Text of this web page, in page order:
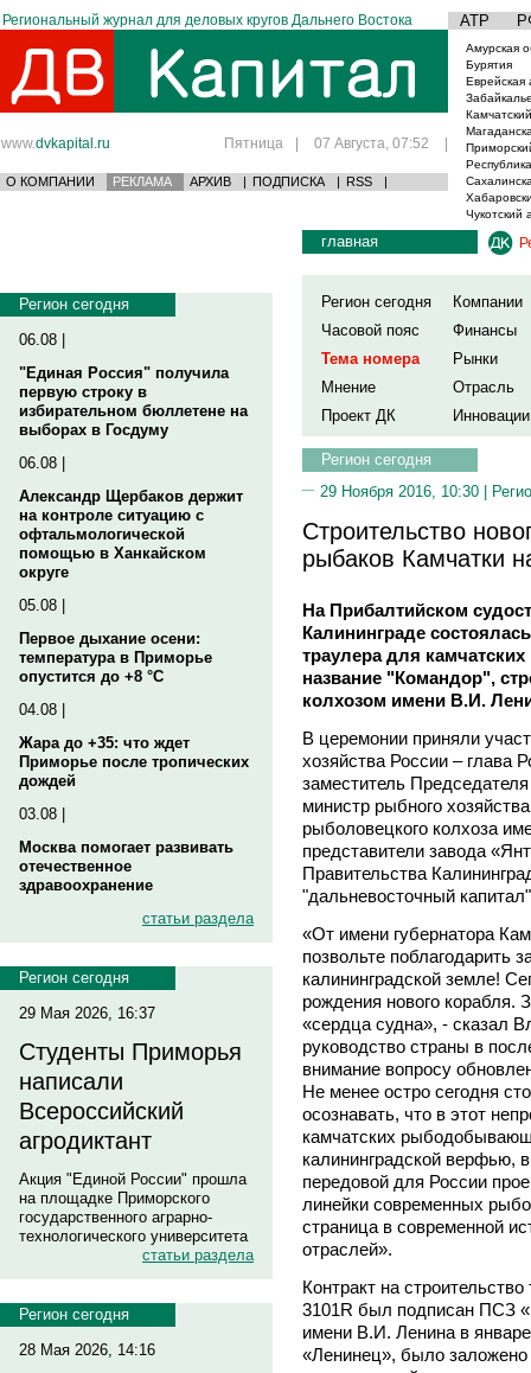
Региональный журнал для деловых кругов Дальнего Востока АТР
www.dvkapital.ru Пятница | 07 Августа, 07:52 |
О КОМПАНИИ РЕКЛАМА АРХИВ | ПОДПИСКА | RSS |
Амурская
Бурятия
Еврейская
Чукотский
Регион сегодня
06.08 |
"Единая Россия" получила
первую строку в
избирательном бюллетене на
выборах в Госдуму
06.08 |
Александр Щербаков держит
на контроле ситуацию с
офтальмологической
помощью в Ханкайском
округе
05.08 |
Первое дыхание осени:
температура в Приморье
опустится до +8 °C
04.08 |
Жара до +35: что ждет
Приморье после тропических
дождей
03.08 |
Москва помогает развивать
отечественное
здравоохранение
статьи раздела
Регион сегодня
29 Мая 2026, 16:37
Студенты Приморья
написали
Всероссийский
агродиктант
Акция "Единой России" прошла
на площадке Приморского
государственного аграрно-
технологического университета
статьи раздела
Регион сегодня
28 Мая 2026, 14:16
главная
Регион сегодня
Компании
Часовой пояс
Финансы
Тема номера
Рынки
Мнение
Отрасль
Проект ДК
Инновации
Регион сегодня
29 Ноября 2016, 10:30 |
Строительство
рыбаков Камчатки
На Прибалтийском
Калининграде
траулера для
название "Командор",
колхозом имени В.И.
В церемонии приняли
хозяйства России – глава
заместитель
министр рыбного
рыболовецкого колхоза
представители завода
Правительства
"дальневосточный
«От имени губернатора
позвольте поблагодарить
калининградской земле!
рождения нового корабля.
«сердца судна», - сказал
руководство страны в
внимание вопросу
Не менее остро сегодня
осознавать, что в этот
камчатских
калининградской верфью,
передовой для России
линейки современных
страница в современной
отраслей».
Контракт на
3101R был подписан ПСЗ
имени В.И. Ленина в
«Ленинец», было